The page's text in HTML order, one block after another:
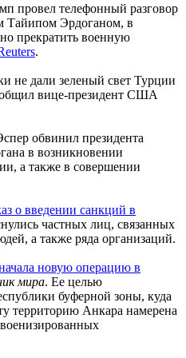
провел телефонный разговор
Тайипом Эрдоганом, в
прекратить военную
.
дали зеленый свет Турции
вице-президент США
обвинил президента
в возникновении
а также в совершении
о введении санкций в
частных лиц, связанных
а также ряда организаций.
новую операцию в
мира. Ее целью
буферной зоны, куда
территорию Анкара намерена